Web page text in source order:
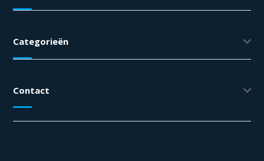
Categorieën
Contact